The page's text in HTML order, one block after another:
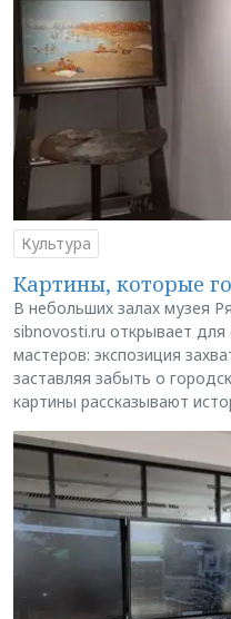
Культура
Картины, которые
В небольших залах музея
sibnovosti.ru открывает для
мастеров: экспозиция
заставляя забыть о
картины рассказывают